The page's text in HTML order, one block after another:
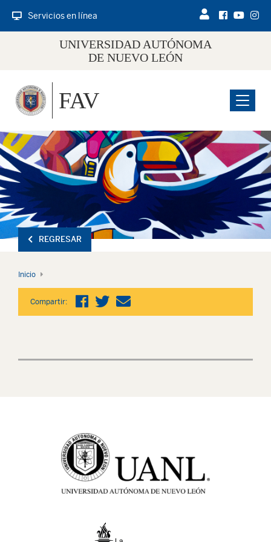
Servicios en línea
UNIVERSIDAD AUTÓNOMA
DE NUEVO LEÓN
Menu
FAV
REGRESAR
Inicio
Compartir: